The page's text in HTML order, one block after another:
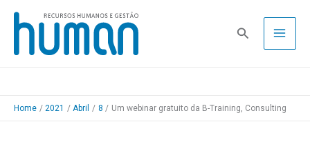
Skip
content
Pesquisa
Home 2021 Abril 8 Um webinar gratuito da B-Training, Consulting